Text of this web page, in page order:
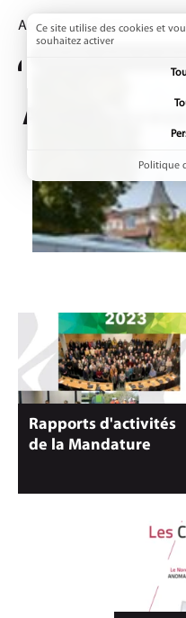
Accueil Ressources
Autres travaux
Rapports d'activités
de la Mandature
Ce site utilise des cookies et
souhaitez activer
Politique